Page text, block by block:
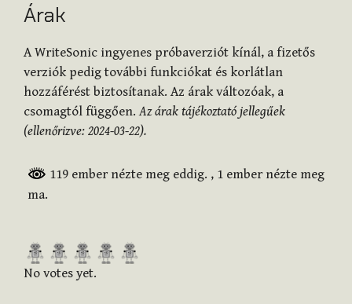
Árak
A WriteSonic ingyenes próbaverziót kínál, a fizetős
verziók pedig további funkciókat és korlátlan
hozzáférést biztosítanak. Az árak változóak, a
csomagtól függően.Az árak tájékoztató jellegűek
(ellenőrizve: 2024-03-22).
119 ember nézte meg eddig. , 1 ember nézte meg
ma.
R
a
No votes yet.